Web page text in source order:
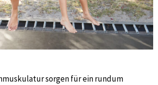
sorgen für ein rundum